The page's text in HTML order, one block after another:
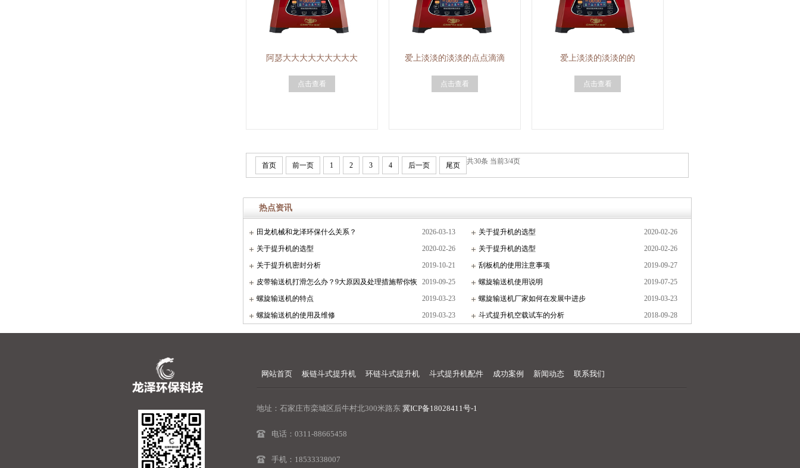
阿瑟大大大大大大大大大
点击查看
爱上淡淡的淡淡的点点滴滴
点击查看
爱上淡淡的淡淡的的
点击查看
共30条 当前3/4页
首页 前一页 1 2 3 4 后一页 尾页
热点资讯
2026-03-13
田龙机械和龙泽环保什么关系？ 2020-02-26
关于提升机的选型
2020-02-26
关于提升机的选型 2020-02-26
关于提升机的选型
2019-10-21
关于提升机密封分析 2019-09-27
刮板机的使用注意事项
2019-09-25
皮带输送机打滑怎么办？9大原因及处理措施帮你恢
复正常生产！
2019-07-25
螺旋输送机使用说明
2019-03-23
螺旋输送机的特点 2019-03-23
螺旋输送机厂家如何在发展中进步
2019-03-23
螺旋输送机的使用及维修 2018-09-28
斗式提升机空载试车的分析
网站首页 板链斗式提升机 环链斗式提升机 斗式提升机配件 成功案例 新闻动态 联系我们
地址：石家庄市栾城区后牛村北300米路东 冀ICP备18028411号-1
电话：0311-88665458
手机：18533338007